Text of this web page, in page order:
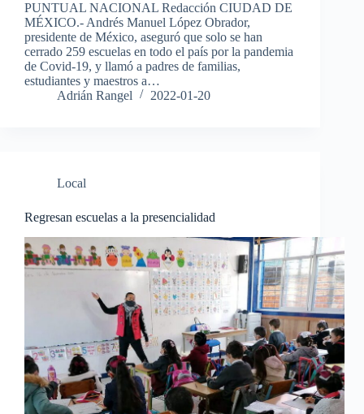
PUNTUAL NACIONAL Redacción CIUDAD DE
MÉXICO.- Andrés Manuel López Obrador,
presidente de México, aseguró que solo se han
cerrado 259 escuelas en todo el país por la pandemia
de Covid-19, y llamó a padres de familias,
estudiantes y maestros a…
Adrián Rangel
2022-01-20
Local
Regresan escuelas a la presencialidad